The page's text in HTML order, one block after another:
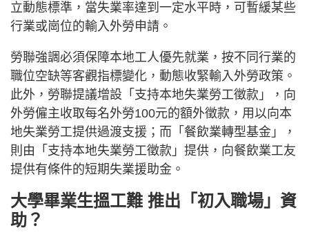
立動態標準，當失業率達到一定水平時，可暫緩某些
行業或崗位的輸入外勞申請。
勞聯強調必須保障本地工人優先就業，按不同行業的
職位空缺等客觀指標變化，動態收緊輸入外勞政策。
此外，勞聯提議增設「支持本地失業勞工徵款」，向
外勞僱主收取每名外勞100元的額外徵款，用以向本
地失業勞工提供過渡支援；而「餐飲業轉型基金」，
則由「支持本地失業勞工徵款」提供，向餐飲業工友
提供有條件的短期失業援助金。
大學畢業生搵工難 推出「初入職場」資
助？